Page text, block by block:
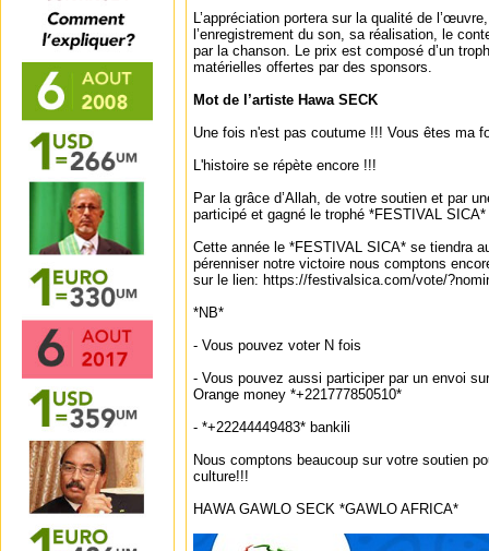
L’appréciation portera sur la qualité de
l’enregistrement du son, sa réalisation, le
par la chanson. Le prix est composé d’un
matérielles offertes par des sponsors.
Mot de l’artiste Hawa SECK
Une fois n'est pas coutume !!! Vous êtes ma
L'histoire se répète encore !!!
Par la grâce d’Allah, de votre soutien et par
participé et gagné le trophé *FESTIVAL
Cette année le *FESTIVAL SICA* se tiendra
pérenniser notre victoire nous comptons
sur le lien: https://festivalsica.com/vote/
*NB*
- Vous pouvez voter N fois
- Vous pouvez aussi participer par un envoi
Orange money *+221777850510*
- *+22244449483* bankili
Nous comptons beaucoup sur votre soutien
culture!!!
HAWA GAWLO SECK *GAWLO AFRICA*